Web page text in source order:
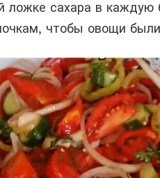
ложке сахара в каждую
чтобы овощи